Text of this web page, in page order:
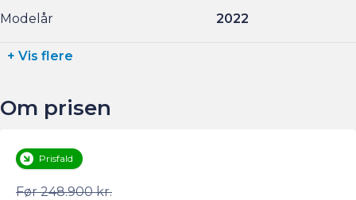
Modelår
2022
+ Vis flere
Om prisen
Prisfald
Før 248.900 kr.